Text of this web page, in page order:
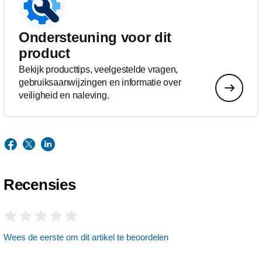
Ondersteuning voor dit
product
Bekijk producttips, veelgestelde vragen,
gebruiksaanwijzingen en informatie over
veiligheid en naleving.
Recensies
Wees de eerste om dit artikel te beoordelen